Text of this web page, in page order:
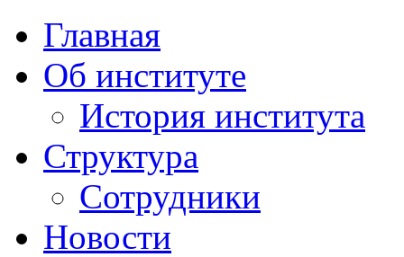
Главная
Об институте
История института
Структура
Сотрудники
Новости